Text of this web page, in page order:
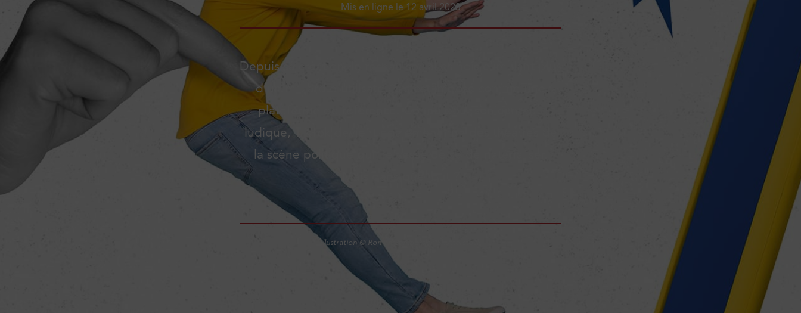
Mis en ligne le 12 avril 2023
Depuis sa création, le réseau social chinois cumulant plus
d’un milliard d’utilisateurs s’est imposé comme une
plateforme de référence. Connu pour son contenu
ludique, TikTok devient également l’un des théâtres de
la scène politique qui ne cesse de se dématérialiser.
Illustration © Roman Samborskyi/Shutterstock